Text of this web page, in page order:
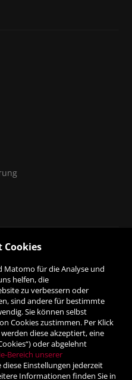
Rechnung
Cookies
Matomo für die Analyse und
helfen, die
zu verbessern oder
sind andere für bestimmte
Sie können selbst
Cookies zustimmen. Per Klick
werden diese akzeptiert, eine
oder abgelehnt
Bereich unserer
diese Einstellungen jederzeit
Informationen finden Sie in